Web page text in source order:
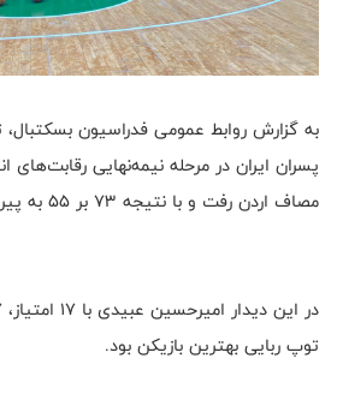
پسران ایران در مرحله نیمه‌نهایی رقابت‌های
مصاف اردن رفت و با نتیجه ۷۳ بر ۵۵ به پیروزی رسید.
توپ ربایی بهترین بازیکن بود.